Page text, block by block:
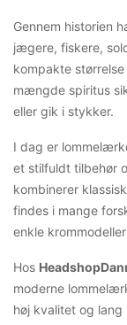
Gennem historien
jægere, fiskere,
kompakte
mængde spiritus
eller gik i stykker.
I dag er
et stilfuldt tilbehør
kombinerer
findes i mange
enkle
Hos
moderne
høj kvalitet og lang